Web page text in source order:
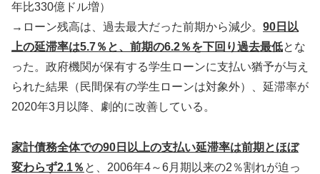
年比330億ドル増）
→ローン残高は、過去最大だった前期から減少。 90日以
上の延滞率は5.7％と、前期の6.2％を下回り過去最低とな
った。政府機関が保有する学生ローンに支払い猶予が与え
られた結果（民間保有の学生ローンは対象外）、延滞率が
2020年3月以降、劇的に改善している。
家計債務全体での90日以上の支払い延滞率は前期とほぼ
変わらず2.1％ と、2006年4～6月期以来の2％割れが迫っ